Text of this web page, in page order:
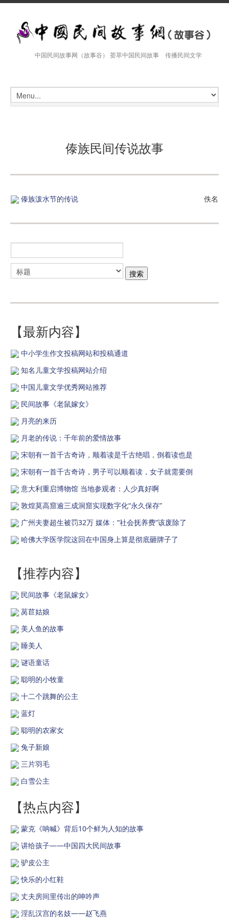
中国民间故事网（故事谷） 荟萃中国民间故事 传播民间文学
傣族民间传说故事
傣族泼水节的传说 佚名
【最新内容】
中小学生作文投稿网站和投稿通道
知名儿童文学投稿网站介绍
中国儿童文学优秀网站推荐
民间故事《老鼠嫁女》
月亮的来历
月老的传说：千年前的爱情故事
宋朝有一首千古奇诗，顺着读是千古绝唱，倒着读也是
宋朝有一首千古奇诗，男子可以顺着读，女子就需要倒
意大利重启博物馆 当地参观者：人少真好啊
敦煌莫高窟逾三成洞窟实现数字化“永久保存”
广州夫妻超生被罚32万 媒体：“社会抚养费”该废除了
哈佛大学医学院这回在中国身上算是彻底砸牌子了
【推荐内容】
民间故事《老鼠嫁女》
莴苣姑娘
美人鱼的故事
睡美人
谜语童话
聪明的小牧童
十二个跳舞的公主
蓝灯
聪明的农家女
兔子新娘
三片羽毛
白雪公主
【热点内容】
蒙克《呐喊》背后10个鲜为人知的故事
讲给孩子——中国四大民间故事
驴皮公主
快乐的小红鞋
丈夫房间里传出的呻吟声
淫乱汉宫的名妓——赵飞燕